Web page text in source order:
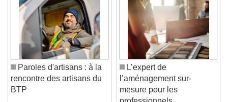
Video Player is loading.
Play Video
Play
Skip Backward
Skip Forward
Unmute
Current Time0:00
Paroles d'artisans : à la
rencontre des artisans du
L’expert de
l’aménagement sur-
mesure pour les